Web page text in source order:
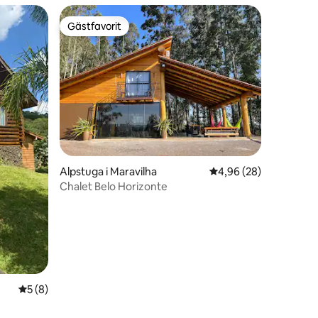
5 av 5 i genomsnittligt betyg, 8 omdömen
5 (8)
Gästfavorit
Gästfavorit
Alpstuga i Maravilha 4,96 av 5 i
4,96 (28)
Chalet Belo Horizonte